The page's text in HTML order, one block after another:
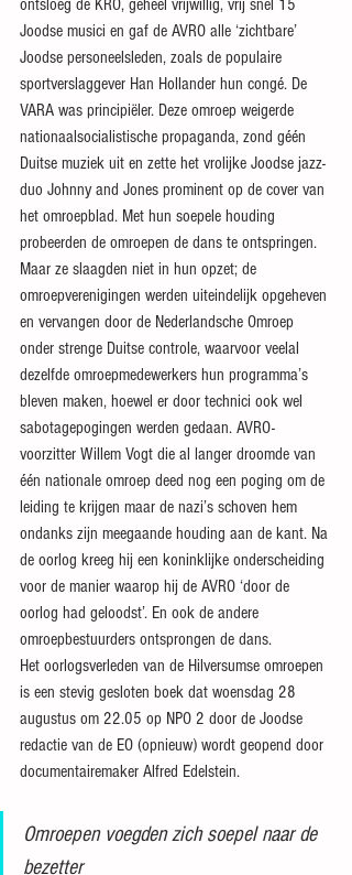
ontsloeg de KRO, geheel vrijwillig, vrij snel 15
Joodse musici en gaf de AVRO alle ‘zichtbare’
Joodse personeelsleden, zoals de populaire
sportverslaggever Han Hollander hun congé. De
VARA was principiëler. Deze omroep weigerde
nationaalsocialistische propaganda, zond géén
Duitse muziek uit en zette het vrolijke Joodse jazz-
duo Johnny and Jones prominent op de cover van
het omroepblad. Met hun soepele houding
probeerden de omroepen de dans te ontspringen.
Maar ze slaagden niet in hun opzet; de
omroepverenigingen werden uiteindelijk opgeheven
en vervangen door de Nederlandsche Omroep
onder strenge Duitse controle, waarvoor veelal
dezelfde omroepmedewerkers hun programma’s
bleven maken, hoewel er door technici ook wel
sabotagepogingen werden gedaan. AVRO-
voorzitter Willem Vogt die al langer droomde van
één nationale omroep deed nog een poging om de
leiding te krijgen maar de nazi’s schoven hem
ondanks zijn meegaande houding aan de kant. Na
de oorlog kreeg hij een koninklijke onderscheiding
voor de manier waarop hij de AVRO ‘door de
oorlog had geloodst’. En ook de andere
omroepbestuurders ontsprongen de dans.
Het oorlogsverleden van de Hilversumse omroepen
is een stevig gesloten boek dat woensdag 28
augustus om 22.05 op NPO 2 door de Joodse
redactie van de EO (opnieuw) wordt geopend door
documentairemaker Alfred Edelstein.
Omroepen voegden zich soepel naar de
bezetter